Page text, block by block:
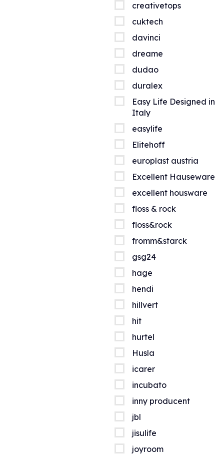
creativetops
cuktech
davinci
dreame
dudao
duralex
Easy Life Designed in
Italy
easylife
Elitehoff
europlast austria
Excellent Hauseware
excellent housware
floss & rock
floss&rock
fromm&starck
gsg24
hage
hendi
hillvert
hit
hurtel
Husla
icarer
incubato
inny producent
jbl
jisulife
joyroom